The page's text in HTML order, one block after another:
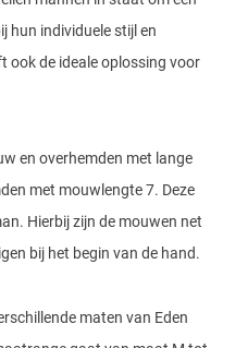
hun individuele stijl en
ook de ideale oplossing voor
en overhemden met lange
met mouwlengte 7. Deze
Hierbij zijn de mouwen net
bij het begin van de hand.
maten van Eden